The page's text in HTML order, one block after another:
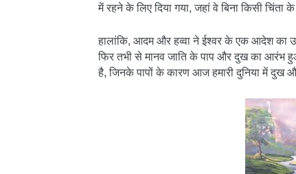
में रहने के लिए दिया गया, जहां वे बिना किसी
हालांकि, आदम और हव्वा ने ईश्वर के एक आदेश का
फिर तभी से मानव जाति के पाप और दुख का आरंभ
है, जिनके पापों के कारण आज हमारी दुनिया में दुख